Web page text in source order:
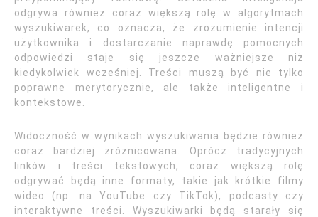
odgrywa również coraz większą rolę w algorytmach
wyszukiwarek, co oznacza, że zrozumienie intencji
użytkownika i dostarczanie naprawdę pomocnych
odpowiedzi staje się jeszcze ważniejsze niż
kiedykolwiek wcześniej. Treści muszą być nie tylko
poprawne merytorycznie, ale także inteligentne i
kontekstowe.
Widoczność w wynikach wyszukiwania będzie również
coraz bardziej zróżnicowana. Oprócz tradycyjnych
linków i treści tekstowych, coraz większą rolę
odgrywać będą inne formaty, takie jak krótkie filmy
wideo (np. na YouTube czy TikTok), podcasty czy
interaktywne treści. Wyszukiwarki będą starały się